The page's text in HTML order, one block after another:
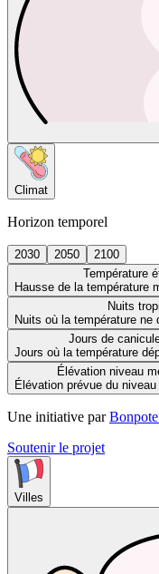
Climat
Horizon temporel
2030 2050
2100
Température
Hausse de la température
Nuits
Nuits où la température ne
Jours de
Jours où la température
Élévation niveau
Élévation prévue du
Une initiative par
Soutenir le projet
Villes